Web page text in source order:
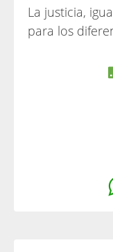
La justicia,
para los